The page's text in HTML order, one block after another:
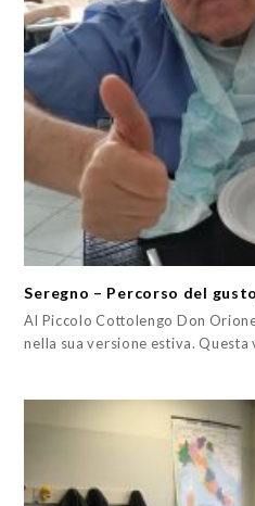
Seregno – Percorso del
Al Piccolo Cottolengo Don
nella sua versione estiva.